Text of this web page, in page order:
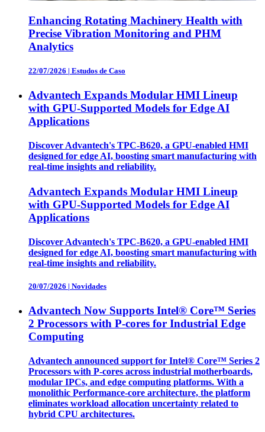
Enhancing Rotating Machinery Health with
Precise Vibration Monitoring and PHM
Analytics
22/07/2026 | Estudos de Caso
Advantech Expands Modular HMI Lineup
with GPU-Supported Models for Edge AI
Applications
Discover Advantech's TPC-B620, a GPU-enabled HMI
designed for edge AI, boosting smart manufacturing with
real-time insights and reliability.
Advantech Expands Modular HMI Lineup
with GPU-Supported Models for Edge AI
Applications
Discover Advantech's TPC-B620, a GPU-enabled HMI
designed for edge AI, boosting smart manufacturing with
real-time insights and reliability.
20/07/2026 | Novidades
Advantech Now Supports Intel® Core™ Series
2 Processors with P-cores for Industrial Edge
Computing
Advantech announced support for Intel® Core™ Series 2
Processors with P-cores across industrial motherboards,
modular IPCs, and edge computing platforms. With a
monolithic Performance-core architecture, the platform
eliminates workload allocation uncertainty related to
hybrid CPU architectures.